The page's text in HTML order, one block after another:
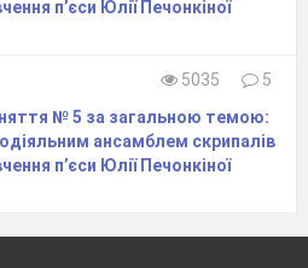
суми порядку
– числа Чезаро
які є коефіцієнтами
п’єси Юлії Печонкіної
5035
5
№ 5 за загальною темою:
ансамблем скрипалів
п’єси Юлії Печонкіної